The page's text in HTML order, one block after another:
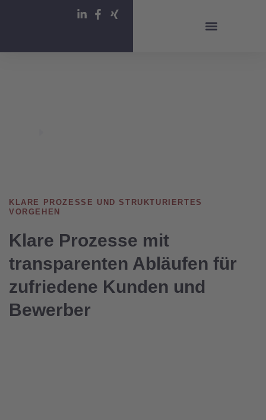
KLARE PROZESSE UND STRUKTURIERTES
VORGEHEN
Klare Prozesse mit
transparenten Abläufen für
zufriedene Kunden und
Bewerber